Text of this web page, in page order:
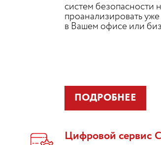
систем безопасности
проанализировать
в Вашем офисе или
ПОДРОБНЕЕ
Цифровой сервис